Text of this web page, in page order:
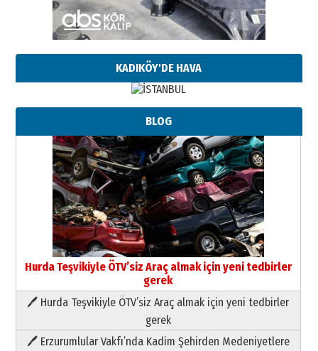
KADIKÖY'DE HAVA
BLOG
Hurda Teşvikiyle ÖTV’siz Araç almak için yeni tedbirler
gerek
🖊 Hurda Teşvikiyle ÖTV’siz Araç almak için yeni tedbirler
gerek
🖊 Erzurumlular Vakfı’nda Kadim Şehirden Medeniyetlere
Paranın Aile Kültüründeki Yeri
03 Ağustos 2026 Pazartesi